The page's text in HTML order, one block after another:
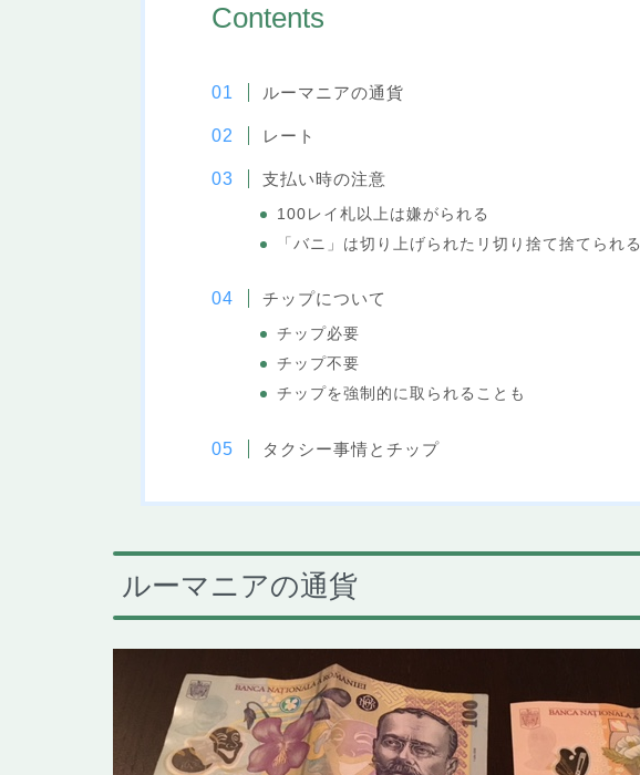
Contents
ルーマニアの通貨
レート
支払い時の注意
100レイ札以上は嫌がられる
「バニ」は切り上げられたリ切り捨て捨てられる
チップについて
チップ必要
チップ不要
チップを強制的に取られることも
タクシー事情とチップ
ルーマニアの通貨